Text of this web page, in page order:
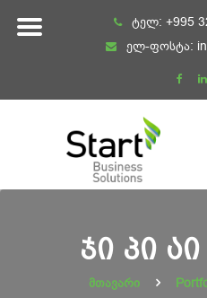
ტელ: +995
ელ-ფოსტა:
ᲯᲘ ᲞᲘ ᲐᲘ
მთავარი